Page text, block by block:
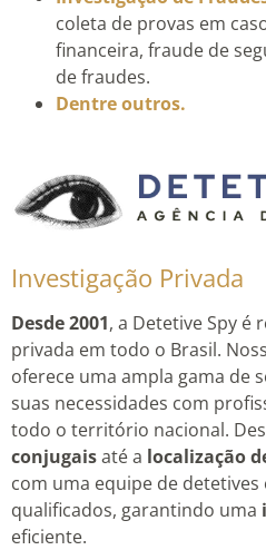
coleta de provas em
financeira, fraude de
de fraudes.
Dentre outros.
Investigação Privada
Desde 2001, a Detetive Spy é
privada em todo o Brasil.
oferece uma ampla gama de
suas necessidades com
todo o território nacional.
conjugaisaté a localização
com uma equipe de
qualificados, garantindo uma
eficiente.